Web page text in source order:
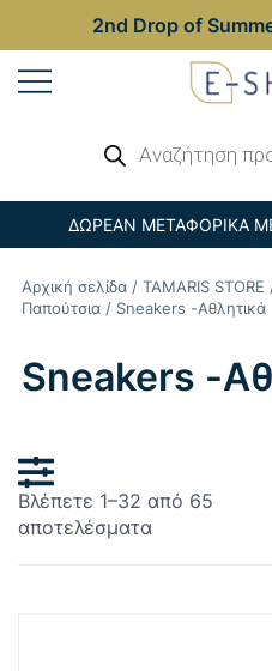
2nd Drop of
προϊόντων
ΔΩΡΕΑΝ ΜΕΤΑΦΟΡΙΚΑ
Αρχική σελίδα / TAMARIS STORE
Παπούτσια / Sneakers -Αθλητικά
Sneakers -
Βλέπετε 1–32 από 65
αποτελέσματαSorted